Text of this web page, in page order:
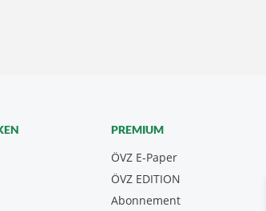
PREMIUM
ÖVZ E-Paper
Abonnement
ÖVZ EDITION